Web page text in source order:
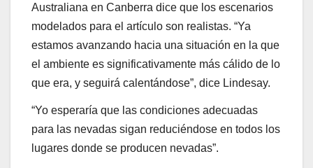
Australiana en Canberra dice que los escenarios
modelados para el artículo son realistas. “Ya
estamos avanzando hacia una situación en la que
el ambiente es significativamente más cálido de lo
que era, y seguirá calentándose”, dice Lindesay.
“Yo esperaría que las condiciones adecuadas
para las nevadas sigan reduciéndose en todos los
lugares donde se producen nevadas”.